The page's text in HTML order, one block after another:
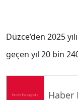
Düzce’den 2025
geçen yıl 20 bin
Haber